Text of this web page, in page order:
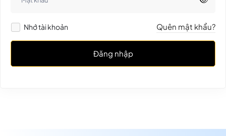
Nhớ tài khoản Quên mật khẩu?
Đăng nhập